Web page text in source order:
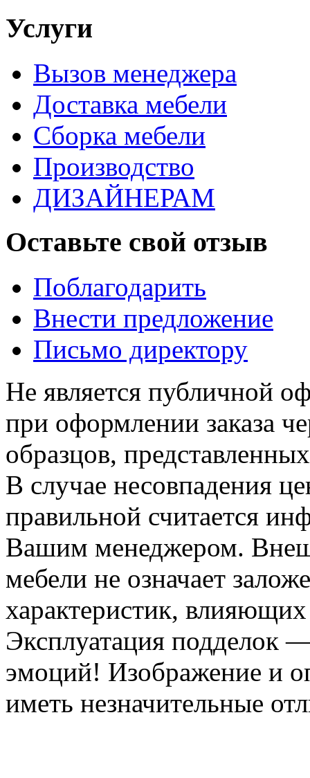
Услуги
Вызов менеджера
Доставка мебели
Сборка мебели
Производство
ДИЗАЙНЕРАМ
Оставьте свой отзыв
Поблагодарить
Внести предложение
Письмо директору
Не является публичной
при оформлении заказа
образцов,
В случае несовпадения
правильной считается
Вашим менеджером.
мебели не означает
характеристик, влияющих
Эксплуатация подделок
эмоций! Изображение и
иметь незначительные